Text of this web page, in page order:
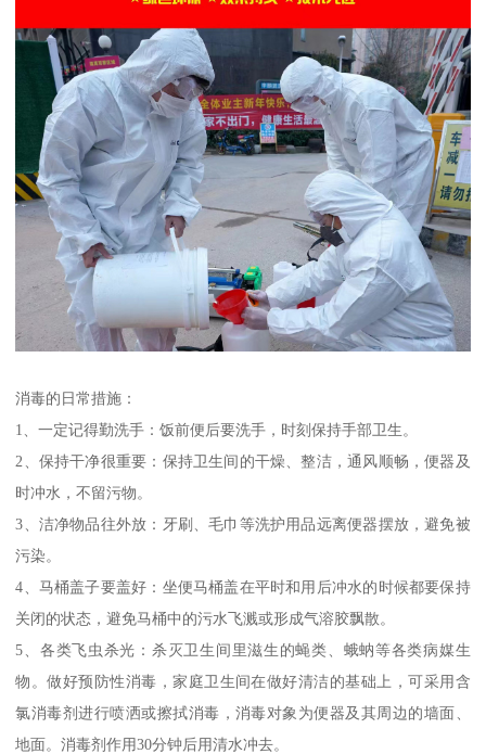
消毒的日常措施：
1、一定记得勤洗手：饭前便后要洗手，时刻保持手部卫生。
2、保持干净很重要：保持卫生间的干燥、整洁，通风顺畅，便器及
时冲水，不留污物。
3、洁净物品往外放：牙刷、毛巾等洗护用品远离便器摆放，避免被
污染。
4、马桶盖子要盖好：坐便马桶盖在平时和用后冲水的时候都要保持
关闭的状态，避免马桶中的污水飞溅或形成气溶胶飘散。
5、各类飞虫杀光：杀灭卫生间里滋生的蝇类、蛾蚋等各类病媒生
物。做好预防性消毒，家庭卫生间在做好清洁的基础上，可采用含
氯消毒剂进行喷洒或擦拭消毒，消毒对象为便器及其周边的墙面、
地面。消毒剂作用30分钟后用清水冲去。